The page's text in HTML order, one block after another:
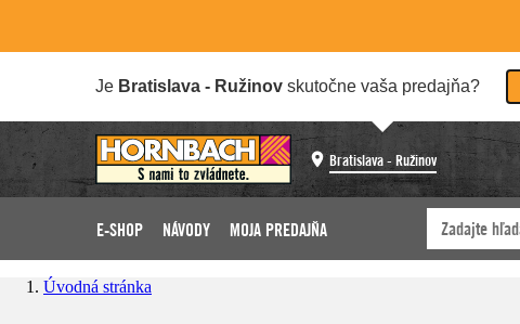
Je Bratislava - Ružinov skutočne vaša predajňa?
Bratislava - Ružinov
E-SHOP NÁVODY MOJA PREDAJŇA
Úvodná stránka